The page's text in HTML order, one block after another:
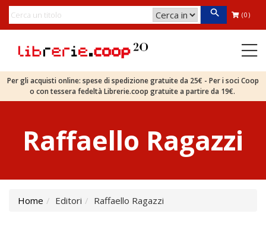
(0)
Per gli acquisti online: spese di spedizione gratuite da 25€ - Per i soci Coop
o con tessera fedeltà Librerie.coop gratuite a partire da 19€.
Raffaello Ragazzi
Home Editori Raffaello Ragazzi